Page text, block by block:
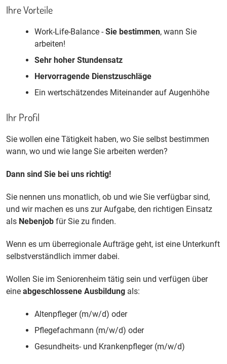
Ihre Vorteile
Work-Life-Balance -Sie bestimmen, wann Sie
arbeiten!
Sehr hoher Stundensatz
Hervorragende Dienstzuschläge
Ein wertschätzendes Miteinander auf Augenhöhe
Ihr Profil
Sie wollen eine Tätigkeit haben, wo Sie selbst bestimmen
wann, wo und wie lange Sie arbeiten werden?
Dann sind Sie bei uns richtig!
Sie nennen uns monatlich, ob und wie Sie verfügbar sind,
und wir machen es uns zur Aufgabe, den richtigen Einsatz
als Nebenjob für Sie zu finden.
Wenn es um überregionale Aufträge geht, ist eine Unterkunft
selbstverständlich immer dabei.
Wollen Sie im Seniorenheim tätig sein und verfügen über
eine abgeschlossene Ausbildung als:
Altenpfleger (m/w/d) oder
Pflegefachmann (m/w/d) oder
Gesundheits- und Krankenpfleger (m/w/d)